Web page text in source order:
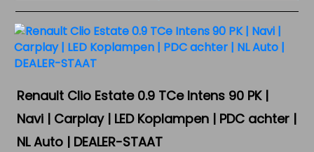
Renault Clio Estate 0.9 TCe Intens 90 PK |
Navi | Carplay | LED Koplampen | PDC achter |
NL Auto | DEALER-STAAT